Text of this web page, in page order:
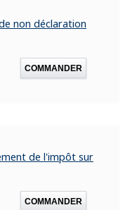
non déclaration
COMMANDER
de l'impôt sur
COMMANDER